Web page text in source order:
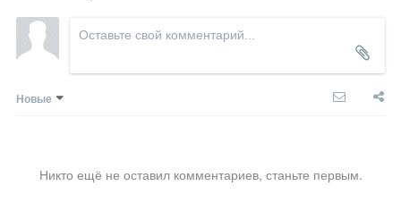
Новые
Никто ещё не оставил комментариев, станьте первым.